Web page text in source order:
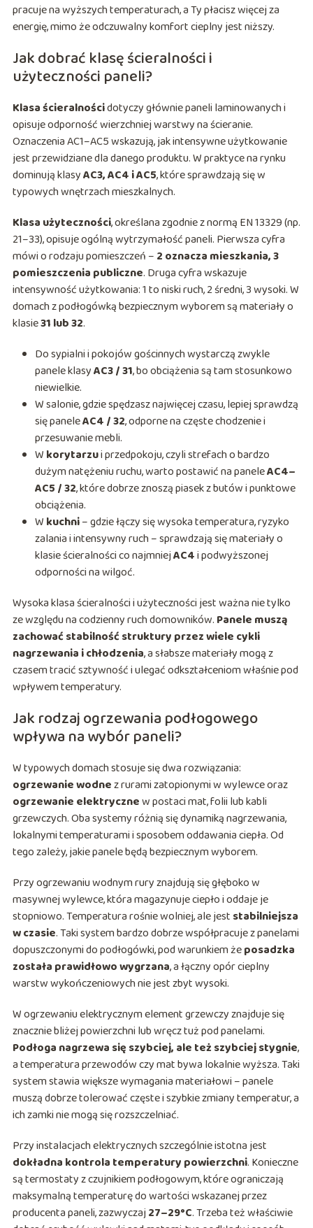
pracuje na wyższych temperaturach, a Ty płacisz więcej za
energię, mimo że odczuwalny komfort cieplny jest niższy.
Jak dobrać klasę ścieralności i
użyteczności paneli?
Klasa ścieralnościdotyczy głównie paneli laminowanych i
opisuje odporność wierzchniej warstwy na ścieranie.
Oznaczenia AC1–AC5 wskazują, jak intensywne użytkowanie
jest przewidziane dla danego produktu. W praktyce na rynku
dominują klasyAC3, AC4 i AC5, które sprawdzają się w
typowych wnętrzach mieszkalnych.
Klasa użyteczności, określana zgodnie z normą EN 13329 (np.
21–33), opisuje ogólną wytrzymałość paneli. Pierwsza cyfra
mówi o rodzaju pomieszczeń – 2 oznacza mieszkania, 3
pomieszczenia publiczne. Druga cyfra wskazuje
intensywność użytkowania: 1 to niski ruch, 2 średni, 3 wysoki. W
domach z podłogówką bezpiecznym wyborem są materiały o
klasie31 lub 32.
Do sypialni i pokojów gościnnych wystarczą zwykle
panele klasyAC3 / 31, bo obciążenia są tam stosunkowo
niewielkie.
W salonie, gdzie spędzasz najwięcej czasu, lepiej sprawdzą
się paneleAC4 / 32, odporne na częste chodzenie i
przesuwanie mebli.
W korytarzui przedpokoju, czyli strefach o bardzo
dużym natężeniu ruchu, warto postawić na paneleAC4–
AC5 / 32, które dobrze znoszą piasek z butów i punktowe
obciążenia.
W kuchni– gdzie łączy się wysoka temperatura, ryzyko
zalania i intensywny ruch – sprawdzają się materiały o
klasie ścieralności co najmniejAC4i podwyższonej
odporności na wilgoć.
Wysoka klasa ścieralności i użyteczności jest ważna nie tylko
ze względu na codzienny ruch domowników. Panele muszą
zachować stabilność struktury przez wiele cykli
nagrzewania i chłodzenia, a słabsze materiały mogą z
czasem tracić sztywność i ulegać odkształceniom właśnie pod
wpływem temperatury.
Jak rodzaj ogrzewania podłogowego
wpływa na wybór paneli?
W typowych domach stosuje się dwa rozwiązania:
ogrzewanie wodnez rurami zatopionymi w wylewce oraz
ogrzewanie elektrycznew postaci mat, folii lub kabli
grzewczych. Oba systemy różnią się dynamiką nagrzewania,
lokalnymi temperaturami i sposobem oddawania ciepła. Od
tego zależy, jakie panele będą bezpiecznym wyborem.
Przy ogrzewaniu wodnym rury znajdują się głęboko w
masywnej wylewce, która magazynuje ciepło i oddaje je
stopniowo. Temperatura rośnie wolniej, ale jest stabilniejsza
w czasie. Taki system bardzo dobrze współpracuje z panelami
dopuszczonymi do podłogówki, pod warunkiem żeposadzka
została prawidłowo wygrzana, a łączny opór cieplny
warstw wykończeniowych nie jest zbyt wysoki.
W ogrzewaniu elektrycznym element grzewczy znajduje się
znacznie bliżej powierzchni lub wręcz tuż pod panelami.
Podłoga nagrzewa się szybciej, ale też szybciej stygnie,
a temperatura przewodów czy mat bywa lokalnie wyższa. Taki
system stawia większe wymagania materiałowi – panele
muszą dobrze tolerować częste i szybkie zmiany temperatur, a
ich zamki nie mogą się rozszczelniać.
Przy instalacjach elektrycznych szczególnie istotna jest
dokładna kontrola temperatury powierzchni. Konieczne
są termostaty z czujnikiem podłogowym, które ograniczają
maksymalną temperaturę do wartości wskazanej przez
producenta paneli, zazwyczaj27–29°C. Trzeba też właściwie